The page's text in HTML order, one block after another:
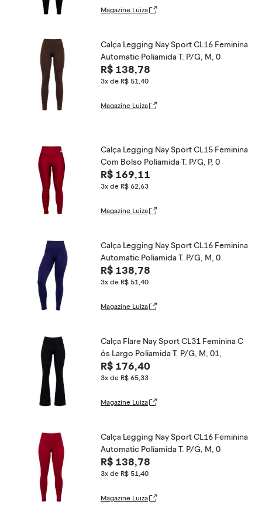
Magazine Luiza
Calça Legging Nay Sport CL16 Feminina
Automatic Poliamida T. P/G, M, 0
R$ 138,78
3x de R$ 51,40
Magazine Luiza
Calça Legging Nay Sport CL15 Feminina
Com Bolso Poliamida T. P/G, P, 0
R$ 169,11
3x de R$ 62,63
Magazine Luiza
Calça Legging Nay Sport CL16 Feminina
Automatic Poliamida T. P/G, M, 0
R$ 138,78
3x de R$ 51,40
Magazine Luiza
Calça Flare Nay Sport CL31 Feminina C
ós Largo Poliamida T. P/G, M, 01,
R$ 176,40
3x de R$ 65,33
Magazine Luiza
Calça Legging Nay Sport CL16 Feminina
Automatic Poliamida T. P/G, M, 0
R$ 138,78
3x de R$ 51,40
Magazine Luiza